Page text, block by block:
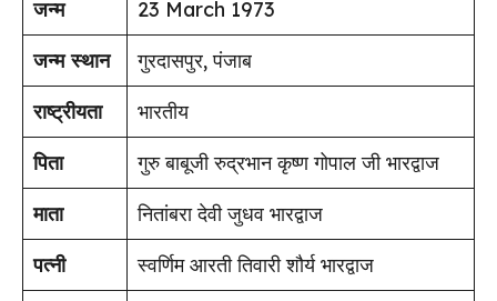
जन्म
23 March 1973
जन्म स्थान
गुरदासपुर, पंजाब
राष्ट्रीयता
भारतीय
पिता
गुरु बाबूजी रुद्रभान कृष्ण गोपाल जी भारद्वाज
माता
नितांबरा देवी जुधव भारद्वाज
पत्नी
स्वर्णिम आरती तिवारी शौर्य भारद्वाज